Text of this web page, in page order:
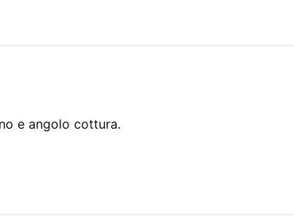
e angolo cottura.